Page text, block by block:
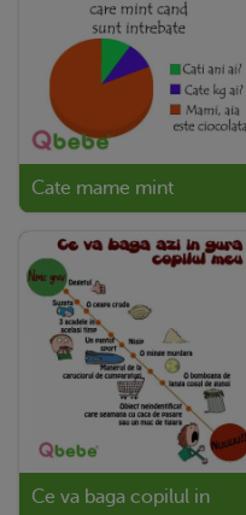
Cate mame mint
Ce va baga copilul in